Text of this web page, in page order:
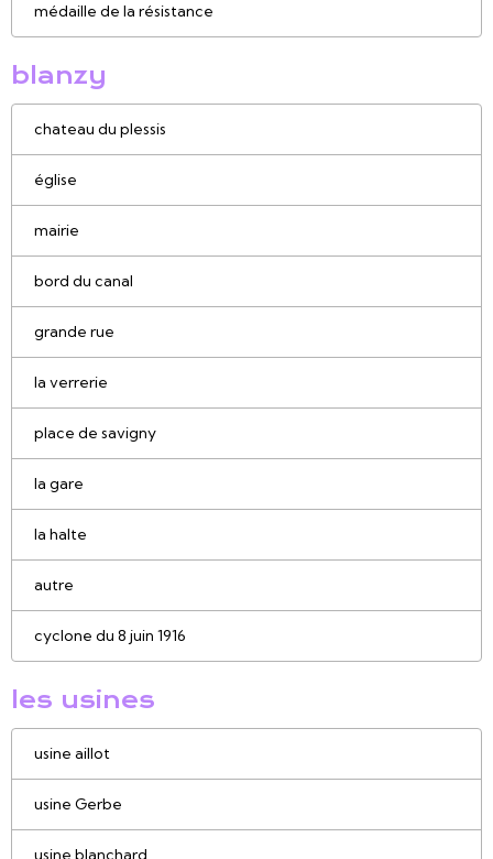
médaille de la résistance
blanzy
chateau du plessis
église
mairie
bord du canal
grande rue
la verrerie
place de savigny
la gare
la halte
autre
cyclone du 8 juin 1916
les usines
usine aillot
usine Gerbe
usine blanchard